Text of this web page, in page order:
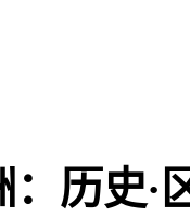
历史·